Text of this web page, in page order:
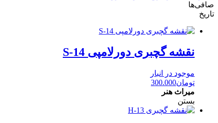
صافی‌ها
تاریخ
نقشه گچبری دورلامپی S-14
موجود در انبار
تومان300.000
میراث هنر
بستن